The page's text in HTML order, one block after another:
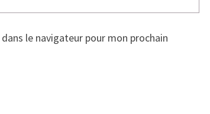
le navigateur pour mon prochain